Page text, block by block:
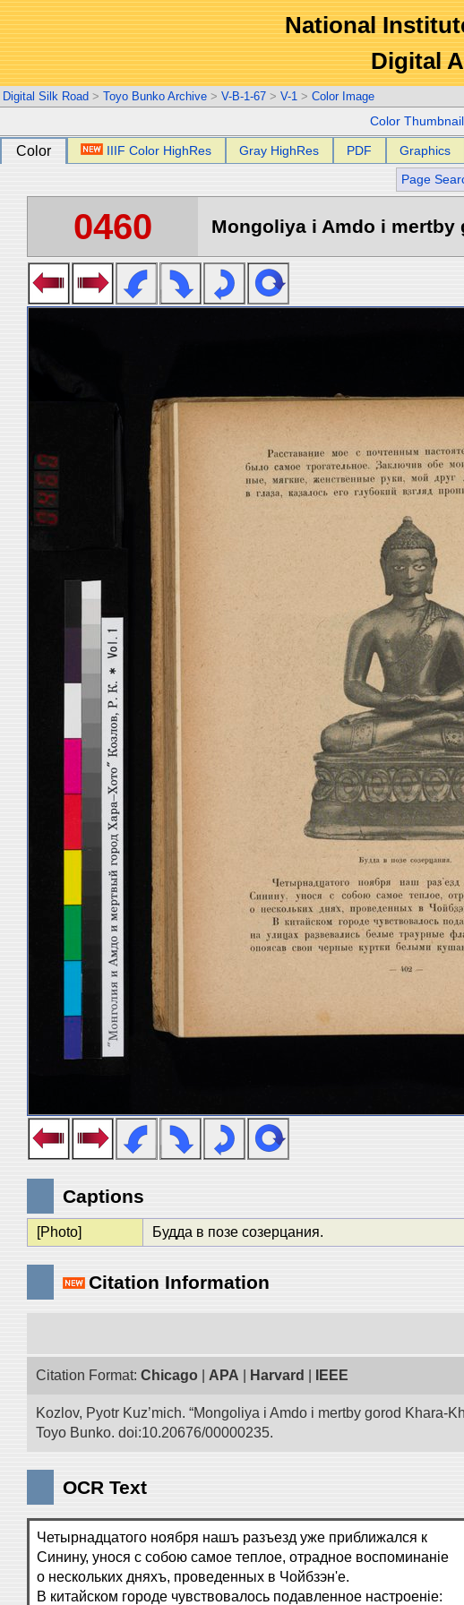
National
Digital
Digital Silk Road > Toyo Bunko Archive > V-B-1-67 > V-1 > Color Image
Color Thumbnail
Color IIIF Color HighRes Gray HighRes PDF Graphics
Page
0460 Mongoliya i Amdo i mertby
Captions
[Photo] Будда в позе созерцания.
Citation Information
Citation Format: Chicago APA Harvard IEEE
Kozlov, Pyotr Kuz’mich. “Mongoliya i Amdo i mertby gorod
Toyo Bunko. doi:10.20676/00000235.
OCR Text
Четырнадцатого ноября нашъ разъезд уже приближался к
Синину, унося с собою самое теплое, отрадное воспоминаніе
о нескольких дняхъ, проведенных в Чойбзэн'е.
В китайском городе чувствовалось подавленное настроеніе: